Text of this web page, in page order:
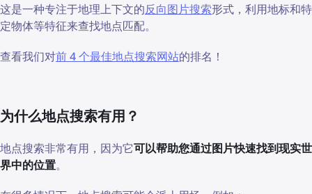
这是一种专注于地理上下文的反向图片搜索形式，利用地标和特
定物体等特征来查找地点匹配。
查看我们对前 4 个最佳地点搜索网站的排名！
为什么地点搜索有用？
地点搜索非常有用，因为它可以帮助您通过图片快速找到现实世
界中的位置。